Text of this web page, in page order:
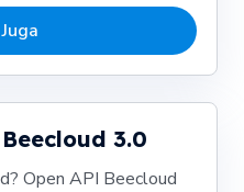
3.0
Open API Beecloud